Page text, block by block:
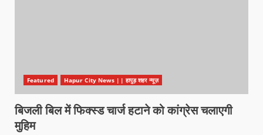
Featured Hapur City News || हापुड़ शहर न्यूज़
बिजली बिल में फिक्स्ड चार्ज हटाने को कांग्रेस चलाएगी
मुहिम